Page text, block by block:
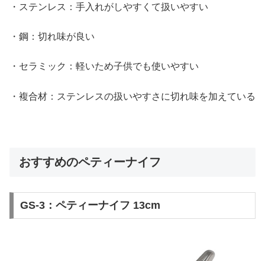
・ステンレス：手入れがしやすくて扱いやすい
・鋼：切れ味が良い
・セラミック：軽いため子供でも使いやすい
・複合材：ステンレスの扱いやすさに切れ味を加えている
おすすめのペティーナイフ
GS-3：ペティーナイフ 13cm